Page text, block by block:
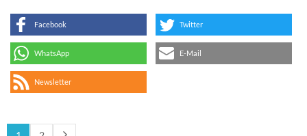
Facebook Twitter
WhatsApp E-Mail
Newsletter